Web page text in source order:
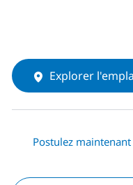
Explorer
Postulez maintenant